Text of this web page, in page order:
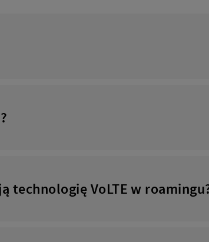
technologię VoLTE w